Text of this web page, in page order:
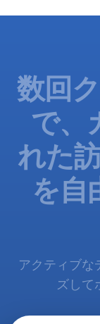
数回
で、
れた
を自
アクティブな
ズして